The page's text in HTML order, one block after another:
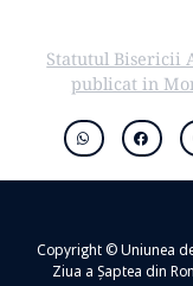
Statutul Bisericii
publicat in
Copyright © Uniunea
Ziua a Șaptea din